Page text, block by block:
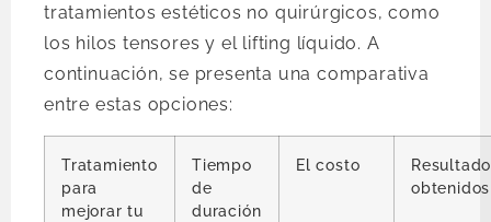
tratamientos estéticos no quirúrgicos, como
los hilos tensores y el lifting líquido. A
continuación, se presenta una comparativa
entre estas opciones:
Tratamiento
para
mejorar tu
Tiempo
de
duración
El costo
obtenidos